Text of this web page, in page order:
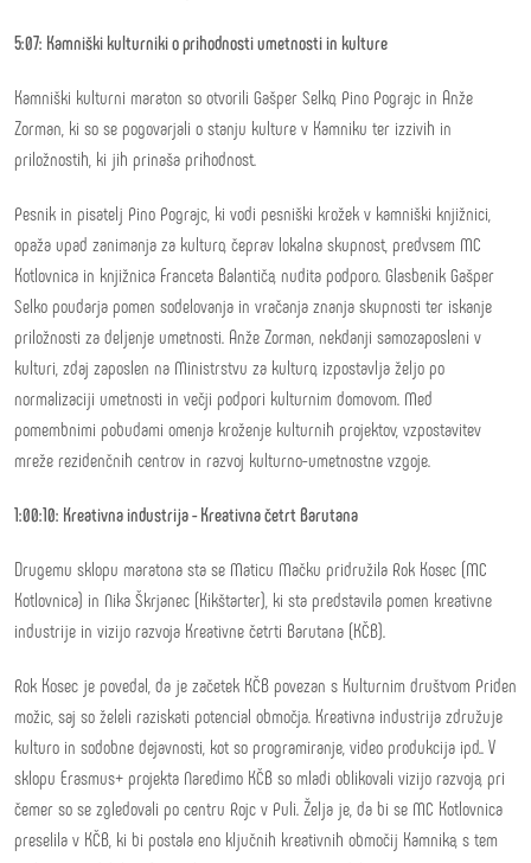
5:07: Kamniški kulturniki o prihodnosti umetnosti in kulture
Kamniški kulturni maraton so otvorili Gašper Selko, Pino Pograjc in Anže
Zorman, ki so se pogovarjali o stanju kulture v Kamniku ter izzivih in
priložnostih, ki jih prinaša prihodnost.
Pesnik in pisatelj Pino Pograjc, ki vodi pesniški krožek v kamniški knjižnici,
opaža upad zanimanja za kulturo, čeprav lokalna skupnost, predvsem MC
Kotlovnica in knjižnica Franceta Balantiča, nudita podporo. Glasbenik Gašper
Selko poudarja pomen sodelovanja in vračanja znanja skupnosti ter iskanje
priložnosti za deljenje umetnosti. Anže Zorman, nekdanji samozaposleni v
kulturi, zdaj zaposlen na Ministrstvu za kulturo, izpostavlja željo po
normalizaciji umetnosti in večji podpori kulturnim domovom. Med
pomembnimi pobudami omenja kroženje kulturnih projektov, vzpostavitev
mreže rezidenčnih centrov in razvoj kulturno-umetnostne vzgoje.
1:00:10: Kreativna industrija - Kreativna četrt Barutana
Drugemu sklopu maratona sta se Maticu Mačku pridružila Rok Kosec (MC
Kotlovnica) in Nika Škrjanec (Kikštarter), ki sta predstavila pomen kreativne
industrije in vizijo razvoja Kreativne četrti Barutana (KČB).
Rok Kosec je povedal, da je začetek KČB povezan s Kulturnim društvom Priden
možic, saj so želeli raziskati potencial območja. Kreativna industrija združuje
kulturo in sodobne dejavnosti, kot so programiranje, video produkcija ipd.. V
sklopu Erasmus+ projekta Naredimo KČB so mladi oblikovali vizijo razvoja, pri
čemer so se zgledovali po centru Rojc v Puli. Želja je, da bi se MC Kotlovnica
preselila v KČB, ki bi postala eno ključnih kreativnih območij Kamnika, s tem